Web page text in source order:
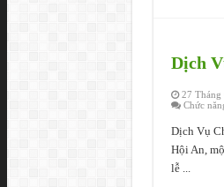
Dịch
27 Tháng
Chức
Dịch Vụ
Hội An,
lễ ...